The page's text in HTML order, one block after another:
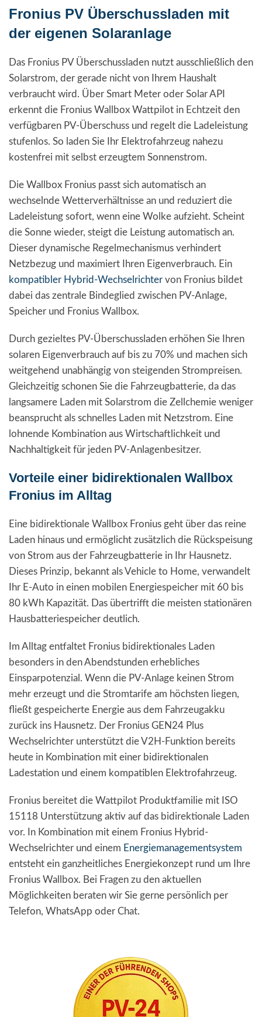
Fronius PV Überschussladen mit
der eigenen Solaranlage
Das Fronius PV Überschussladen nutzt ausschließlich den
Solarstrom, der gerade nicht von Ihrem Haushalt
verbraucht wird. Über Smart Meter oder Solar API
erkennt die Fronius Wallbox Wattpilot in Echtzeit den
verfügbaren PV-Überschuss und regelt die Ladeleistung
stufenlos. So laden Sie Ihr Elektrofahrzeug nahezu
kostenfrei mit selbst erzeugtem Sonnenstrom.
Die Wallbox Fronius passt sich automatisch an
wechselnde Wetterverhältnisse an und reduziert die
Ladeleistung sofort, wenn eine Wolke aufzieht. Scheint
die Sonne wieder, steigt die Leistung automatisch an.
Dieser dynamische Regelmechanismus verhindert
Netzbezug und maximiert Ihren Eigenverbrauch. Ein
kompatibler Hybrid-Wechselrichter von Fronius bildet
dabei das zentrale Bindeglied zwischen PV-Anlage,
Speicher und Fronius Wallbox.
Durch gezieltes PV-Überschussladen erhöhen Sie Ihren
solaren Eigenverbrauch auf bis zu 70% und machen sich
weitgehend unabhängig von steigenden Strompreisen.
Gleichzeitig schonen Sie die Fahrzeugbatterie, da das
langsamere Laden mit Solarstrom die Zellchemie weniger
beansprucht als schnelles Laden mit Netzstrom. Eine
lohnende Kombination aus Wirtschaftlichkeit und
Nachhaltigkeit für jeden PV-Anlagenbesitzer.
Vorteile einer bidirektionalen Wallbox
Fronius im Alltag
Eine bidirektionale Wallbox Fronius geht über das reine
Laden hinaus und ermöglicht zusätzlich die Rückspeisung
von Strom aus der Fahrzeugbatterie in Ihr Hausnetz.
Dieses Prinzip, bekannt als Vehicle to Home, verwandelt
Ihr E-Auto in einen mobilen Energiespeicher mit 60 bis
80 kWh Kapazität. Das übertrifft die meisten stationären
Hausbatteriespeicher deutlich.
Im Alltag entfaltet Fronius bidirektionales Laden
besonders in den Abendstunden erhebliches
Einsparpotenzial. Wenn die PV-Anlage keinen Strom
mehr erzeugt und die Stromtarife am höchsten liegen,
fließt gespeicherte Energie aus dem Fahrzeugakku
zurück ins Hausnetz. Der Fronius GEN24 Plus
Wechselrichter unterstützt die V2H-Funktion bereits
heute in Kombination mit einer bidirektionalen
Ladestation und einem kompatiblen Elektrofahrzeug.
Fronius bereitet die Wattpilot Produktfamilie mit ISO
15118 Unterstützung aktiv auf das bidirektionale Laden
vor. In Kombination mit einem Fronius Hybrid-
Wechselrichter und einem Energiemanagementsystem
entsteht ein ganzheitliches Energiekonzept rund um Ihre
Fronius Wallbox. Bei Fragen zu den aktuellen
Möglichkeiten beraten wir Sie gerne persönlich per
Telefon, WhatsApp oder Chat.